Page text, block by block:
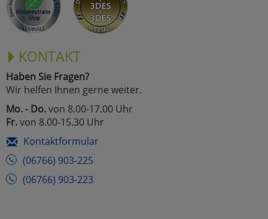
KONTAKT
Haben Sie Fragen?
Wir helfen Ihnen gerne weiter.
Mo. - Do.von 8.00-17.00 Uhr
Fr.von 8.00-15.30 Uhr
Kontaktformular
(06766) 903-225
(06766) 903-223